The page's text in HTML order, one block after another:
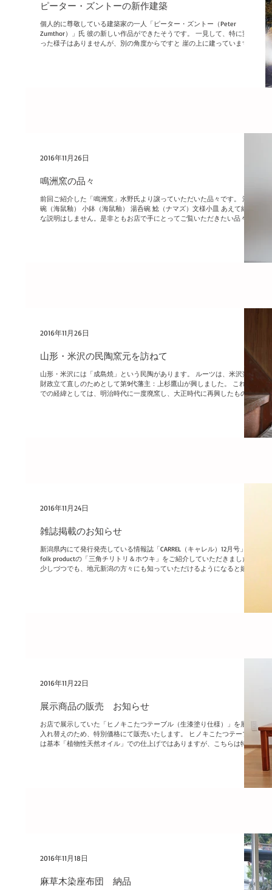
ピーター・ズントーの新作建築
個人的に尊敬している建築家の一人「ピーター・ズントー（Peter
Zumthor）」氏 彼の新しい作品ができたそうです。 一見して、特に変わ
った様子はありませんが、別の角度からですと 崖の上に建っています。
鳴洲窯の品々
前回ご紹介した「鳴洲窯」水野氏より譲っていただいた品々です。 湯呑
碗（海鼠釉） 小鉢（海鼠釉） 湯呑碗 鯰（ナマズ）文様小皿 あえて細か
な説明はしません。是非ともお店で手にとってご覧いただきたい品々ば
2016年11月26日
山形・米沢の民陶窯元を訪ねて
山形・米沢には「成島焼」という民陶があります。 ルーツは、米沢藩の
財政立て直しのためとして第9代藩主：上杉鷹山が興しました。 これま
での経緯としては、明治時代に一度廃窯し、大正時代に再興したものの
再度廃窯。 そして、1975年より水野哲さんが萩や唐津での修行を終え、
2016年11月26日
雑誌掲載のお知らせ
新潟県内にて発行発売している情報誌「CARREL（キャレル）12月号」に
folk productの「三角チリトリ＆ホウキ」をご紹介していただきました。
少しづつでも、地元新潟の方々にも知っていただけるようになると嬉し
2016年11月24日
展示商品の販売 お知らせ
お店で展示していた「ヒノキこたつテーブル（生漆塗り仕様）」を展示
入れ替えのため、特別価格にて販売いたします。 ヒノキこたつテーブル
は基本「植物性天然オイル」での仕上げではありますが、こちらは特別
2016年11月22日
麻草木染座布団 納品
2016年11月18日